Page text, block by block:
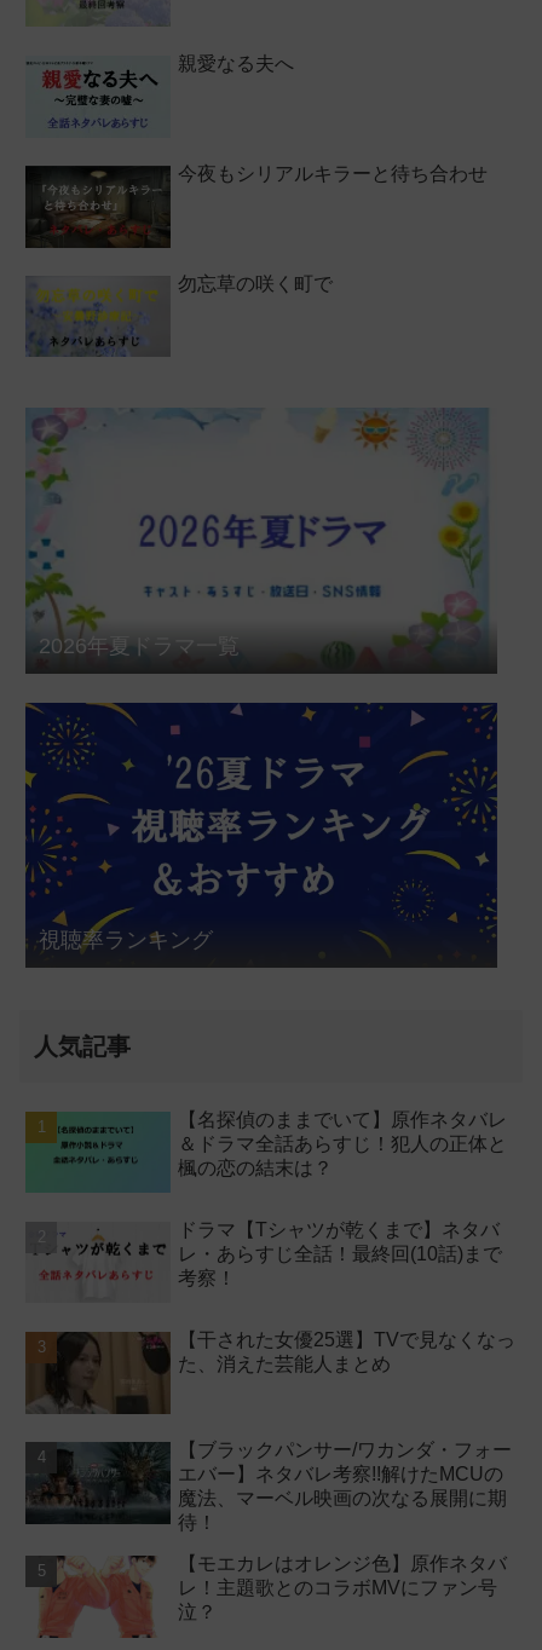
親愛なる夫へ
今夜もシリアルキラーと待ち合わせ
勿忘草の咲く町で
2026年夏ドラマ一覧
視聴率ランキング
人気記事
【名探偵のままでいて】原作ネタバレ
＆ドラマ全話あらすじ！犯人の正体と
楓の恋の結末は？
ドラマ【Tシャツが乾くまで】ネタバ
レ・あらすじ全話！最終回(10話)まで
考察！
【干された女優25選】TVで見なくなっ
た、消えた芸能人まとめ
【ブラックパンサー/ワカンダ・フォー
エバー】ネタバレ考察!!解けたMCUの
魔法、マーベル映画の次なる展開に期
待！
【モエカレはオレンジ色】原作ネタバ
レ！主題歌とのコラボMVにファン号
泣？